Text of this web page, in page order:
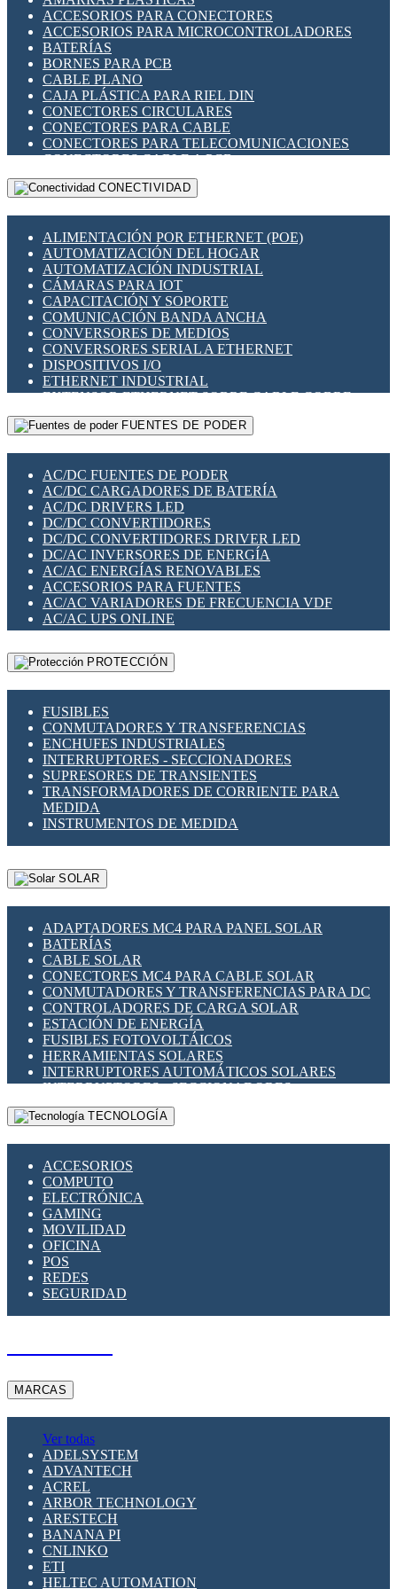
INDICADORES PARA PANEL
INTERFACES DE RELÉ
INTERRUPTORES FIN DE CARRERA
LLAVES CONMUTADORAS
MEDIDORES DE ENERGÍA Y TC'S DE CORRIENTE
MOTORES PASO A PASO
PANTALLAS HMI
PLC -CONTROLADORES LÓGICO PROGRAMABLES
PROGRAMADORES DE HORARIO
RELÉS DE PROTECCIÓN
SENSORES CAPACITIVOS
SENSORES INDUCTIVOS
TEMPORIZADORES
VARIACS
VARIADORES DE FRECUENCIA [VDF]
SECCIONADORES - INTERRUPTORES
MAQUINARIA
ACCESORIOS PARA CONECTORES
ACCESORIOS PARA MICROCONTROLADORES
BATERÍAS
BORNES PARA PCB
CABLE PLANO
CAJA PLÁSTICA PARA RIEL DIN
CONECTORES CIRCULARES
CONECTORES PARA CABLE
CONECTORES PARA TELECOMUNICACIONES
CONECTORES CABLE A PCB
CONECTORES PCB A CABLE
DIP SWITCHES
HERRAMIENTAS VARIAS
ILUMINACIÓN LED
INTERRUPTORES REED
INTERFACES DE RELÉ
OTROS RELÉS
PROTECCIÓN TÉRMICA
RELÉS AUTOMOTRICES
RELÉS DE SEÑAL
RELÉS DE ESTADO SÓLIDO SSR
RELÉS INDUSTRIALES
RELÉS MINIATURA DE POTENCIA
SENSORES MAGNÉTICOS
SWITCH Y MICROSWITCH
TARJETAS PI
UNIÓN Y DERIVACIÓN DE CABLE
CONECTIVIDAD
ALIMENTACIÓN POR ETHERNET (POE)
AUTOMATIZACIÓN DEL HOGAR
AUTOMATIZACIÓN INDUSTRIAL
CÁMARAS PARA IOT
CAPACITACIÓN Y SOPORTE
COMUNICACIÓN BANDA ANCHA
CONVERSORES DE MEDIOS
CONVERSORES SERIAL A ETHERNET
DISPOSITIVOS I/O
ETHERNET INDUSTRIAL
EXTENSOR ETHERNET SOBRE CABLE COBRE
GATEWAY LORAWAN
GESTIÓN DE REDES
PLACAS MODULARES IOT
SWITCHES Y REDES WIFI
SOLUCIONES IOT
SOLUCIONES LORAWAN
SOLUCIONES RED CELULAR
SEGURIDAD PARA REDES
SWITCHES LAN
TELEFONÍA IP (VOIP)
VIGILANCIA IP (CCTV)
MESHTASTIC
FUENTES DE PODER
AC/DC FUENTES DE PODER
AC/DC CARGADORES DE BATERÍA
AC/DC DRIVERS LED
DC/DC CONVERTIDORES
DC/DC CONVERTIDORES DRIVER LED
DC/AC INVERSORES DE ENERGÍA
AC/AC ENERGÍAS RENOVABLES
ACCESORIOS PARA FUENTES
AC/AC VARIADORES DE FRECUENCIA VDF
AC/AC UPS ONLINE
PROTECCIÓN
FUSIBLES
CONMUTADORES Y TRANSFERENCIAS
ENCHUFES INDUSTRIALES
INTERRUPTORES - SECCIONADORES
SUPRESORES DE TRANSIENTES
TRANSFORMADORES DE CORRIENTE PARA
MEDIDA
INSTRUMENTOS DE MEDIDA
SOLAR
ADAPTADORES MC4 PARA PANEL SOLAR
BATERÍAS
CABLE SOLAR
CONECTORES MC4 PARA CABLE SOLAR
CONMUTADORES Y TRANSFERENCIAS PARA DC
CONTROLADORES DE CARGA SOLAR
ESTACIÓN DE ENERGÍA
FUSIBLES FOTOVOLTÁICOS
HERRAMIENTAS SOLARES
INTERRUPTORES AUTOMÁTICOS SOLARES
INTERRUPTORES - SECCIONADORES
FOTOVOLTÁICOS
MONTAJE PANEL SOLAR
SUPRESOR DE TRANSIENTES SPDS PARA
APLICACIONES FOTOVOLTAICAS
TECNOLOGÍA
ACCESORIOS
COMPUTO
ELECTRÓNICA
GAMING
MOVILIDAD
OFICINA
POS
REDES
SEGURIDAD
MARCAS
Ver todas
ADELSYSTEM
ADVANTECH
ACREL
ARBOR TECHNOLOGY
ARESTECH
BANANA PI
CNLINKO
ETI
HELTEC AUTOMATION